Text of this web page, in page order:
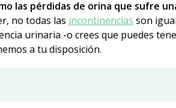
las pérdidas de orina que sufre
no todas las incontinencias son
urinaria -o crees que puedes
a tu disposición.